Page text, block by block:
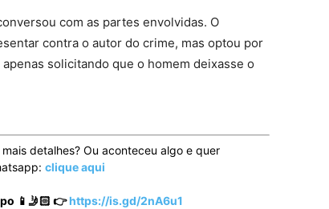
com as partes envolvidas. O
contra o autor do crime, mas optou por
solicitando que o homem deixasse o
detalhes? Ou aconteceu algo e quer
clique aqui
📱🤳🏻 👉https://is.gd/2nA6u1